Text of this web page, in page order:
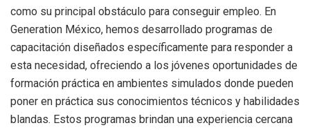
como su principal obstáculo para conseguir empleo. En
Generation México, hemos desarrollado programas de
capacitación diseñados específicamente para responder a
esta necesidad, ofreciendo a los jóvenes oportunidades de
formación práctica en ambientes simulados donde pueden
poner en práctica sus conocimientos técnicos y habilidades
blandas. Estos programas brindan una experiencia cercana